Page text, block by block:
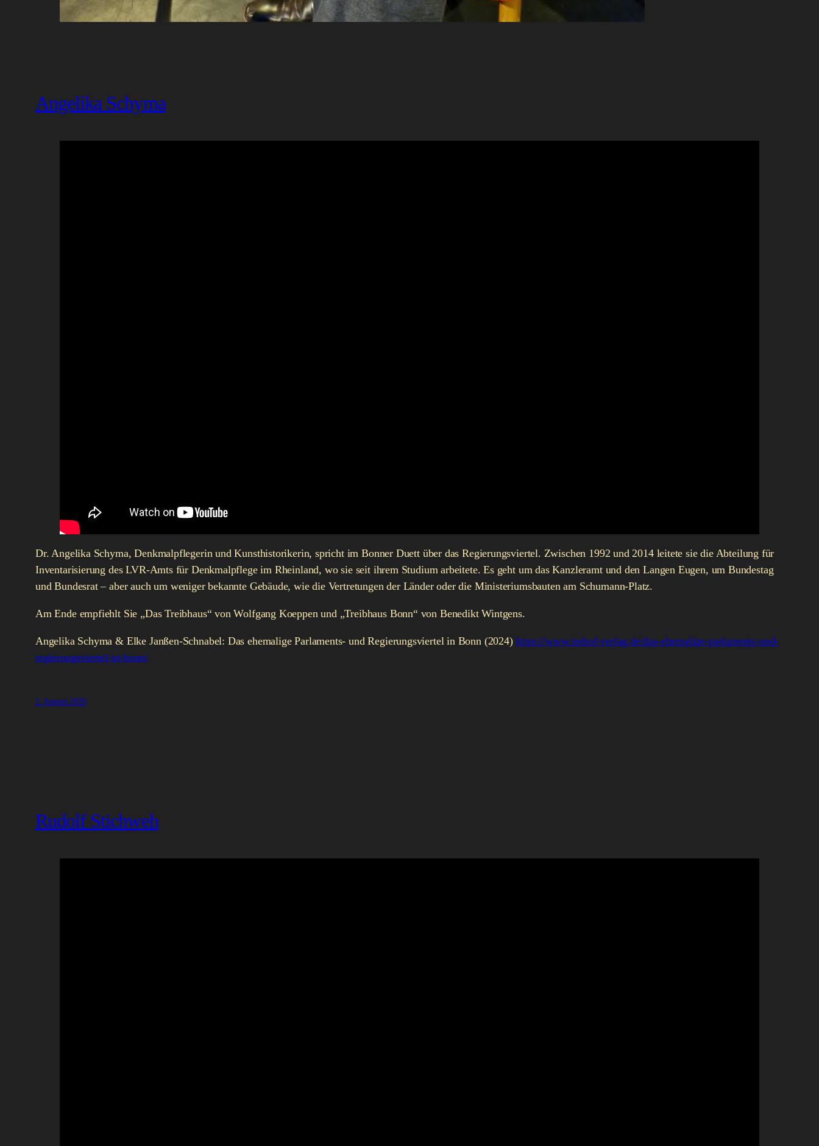
Angelika Schyma
Dr. Angelika Schyma, Denkmalpflegerin und Kunsthistorikerin, spricht im Bonner Duett über das Regierungsviertel. Zwischen 1992 und 2014 leitete sie die Abteilung für
Inventarisierung des LVR-Amts für Denkmalpflege im Rheinland, wo sie seit ihrem Studium arbeitete. Es geht um das Kanzleramt und den Langen Eugen, um Bundestag
und Bundesrat – aber auch um weniger bekannte Gebäude, wie die Vertretungen der Länder oder die Ministeriumsbauten am Schumann-Platz.
Am Ende empfiehlt Sie „Das Treibhaus“ von Wolfgang Koeppen und „Treibhaus Bonn“ von Benedikt Wintgens.
Angelika Schyma & Elke Janßen-Schnabel: Das ehemalige Parlaments- und Regierungsviertel in Bonn (2024)https://www.imhof-verlag.de/das-ehemalige-parlaments-und-
regierungsviertel-in-bonn/
2. August 2026
Rudolf Stichweh